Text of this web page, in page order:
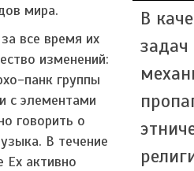
мира.
В
задач
все время их
изменений:
панк группы
с элементами
говорить о
В течение
Ex активно